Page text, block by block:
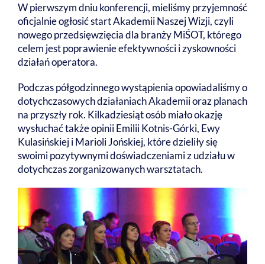
W pierwszym dniu konferencji, mieliśmy przyjemność
oficjalnie ogłosić start Akademii Naszej Wizji, czyli
nowego przedsięwzięcia dla branży MiŚOT, którego
celem jest poprawienie efektywności i zyskowności
działań operatora.
Podczas półgodzinnego wystąpienia opowiadaliśmy o
dotychczasowych działaniach Akademii oraz planach
na przyszły rok. Kilkadziesiąt osób miało okazję
wysłuchać także opinii Emilii Kotnis-Górki, Ewy
Kulasińskiej i Marioli Jońskiej, które dzieliły się
swoimi pozytywnymi doświadczeniami z udziału w
dotychczas zorganizowanych warsztatach.